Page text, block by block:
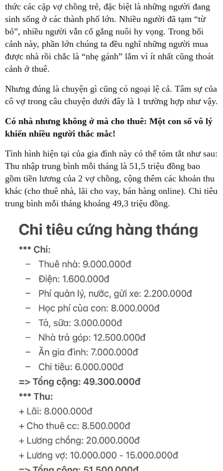
thức các cặp vợ chồng trẻ, đặc biệt là những người đang
sinh sống ở các thành phố lớn. Nhiều người đã tạm “từ
bỏ”, nhiều người vẫn cố gắng nuôi hy vọng. Trong bối
cảnh này, phần lớn chúng ta đều nghĩ những người mua
được nhà rồi chắc là “nhẹ gánh” lắm vì ít nhất cũng thoát
cảnh ở thuê.
Nhưng đúng là chuyện gì cũng có ngoại lệ cả. Tâm sự của
cô vợ trong câu chuyện dưới đây là 1 trường hợp như vậy.
Có nhà nhưng không ở mà cho thuê: Một con số vô lý
khiến nhiều người thắc mắc!
Tình hình hiện tại của gia đình này có thể tóm tắt như sau:
Thu nhập trung bình mỗi tháng là 51,5 triệu đồng bao
gồm tiền lương của 2 vợ chồng, cộng thêm các khoản thu
khác (cho thuê nhà, lãi cho vay, bán hàng online). Chi tiêu
trung bình mỗi tháng khoảng 49,3 triệu đồng.